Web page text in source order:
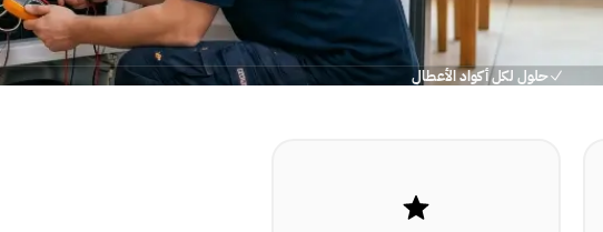
حلول لكل أكواد الأعطال